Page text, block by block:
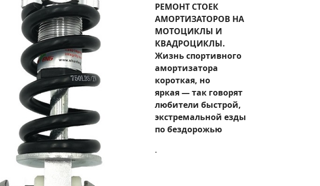
РЕМОНТ СТОЕК
АМОРТИЗАТОРОВ НА
МОТОЦИКЛЫ И
КВАДРОЦИКЛЫ.
Жизнь спортивного
амортизатора
короткая, но
яркая — так говорят
любители быстрой,
экстремальной езды
по бездорожью
.